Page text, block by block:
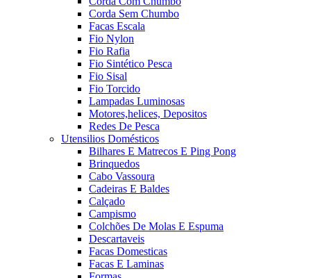
Corda Sem Chumbo
Facas Escala
Fio Nylon
Fio Rafia
Fio Sintético Pesca
Fio Sisal
Fio Torcido
Lampadas Luminosas
Motores,helices, Depositos
Redes De Pesca
Utensilios Domésticos
Bilhares E Matrecos E Ping Pong
Brinquedos
Cabo Vassoura
Cadeiras E Baldes
Calçado
Campismo
Colchões De Molas E Espuma
Descartaveis
Facas Domesticas
Facas E Laminas